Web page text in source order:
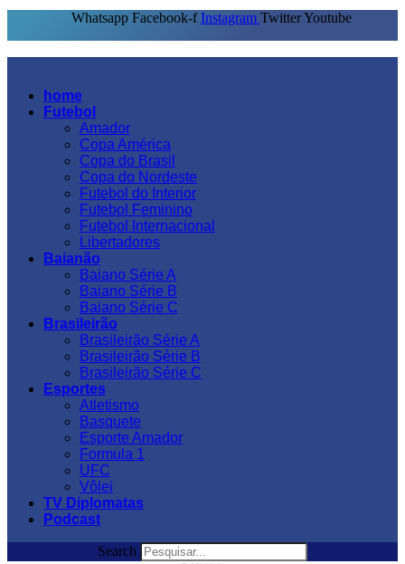
Whatsapp Facebook-f Instagram Twitter Youtube
home
Futebol
Amador
Copa América
Copa do Brasil
Copa do Nordeste
Futebol do Interior
Futebol Feminino
Futebol Internacional
Libertadores
Baianão
Baiano Série A
Baiano Série B
Baiano Série C
Brasileirão
Brasileirão Série A
Brasileirão Série B
Brasileirão Série C
Esportes
Atletismo
Basquete
Esporte Amador
Formula 1
UFC
Vôlei
TV Diplomatas
Podcast
Search